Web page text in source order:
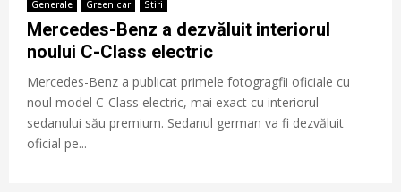
Generale Green car Stiri
Mercedes-Benz a dezvăluit interiorul
noului C-Class electric
Mercedes-Benz a publicat primele fotogragfii oficiale cu
noul model C-Class electric, mai exact cu interiorul
sedanului său premium. Sedanul german va fi dezvăluit
oficial pe...